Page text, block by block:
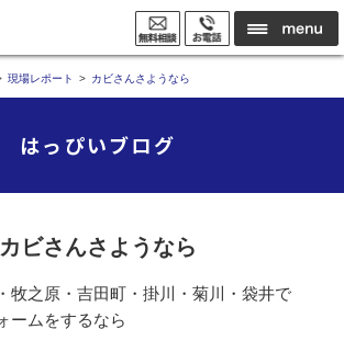
現場レポート カビさんさようなら
はっぴいブログ
カビさんさようなら
牧之原・吉田町・掛川・菊川・袋井で
ームをするなら